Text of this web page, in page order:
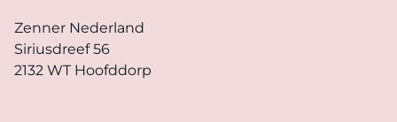
Zenner Nederland
Siriusdreef 56
2132 WT Hoofddorp